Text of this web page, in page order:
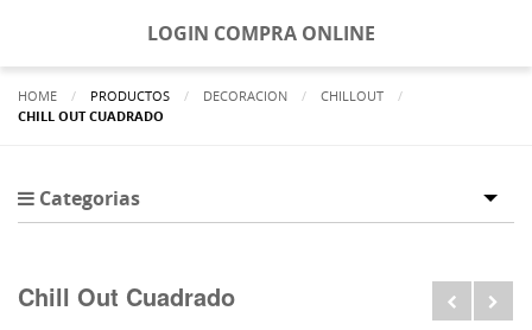
LOGIN COMPRA ONLINE
HOME PRODUCTOS DECORACION
CHILLOUT
ACTUALMENTE:
CHILL OUT CUADRADO
Categorias
Chill Out Cuadrado